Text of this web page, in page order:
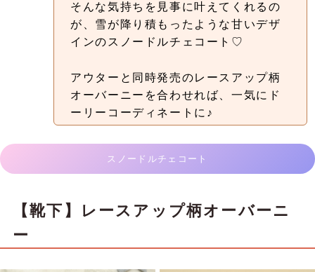
そんな気持ちを見事に叶えてくれるの
が、雪が降り積もったような甘いデザ
インのスノードルチェコート♡
アウターと同時発売のレースアップ柄
オーバーニーを合わせれば、一気にド
ーリーコーディネートに♪
スノードルチェコート
【靴下】レースアップ柄オーバーニ
ー